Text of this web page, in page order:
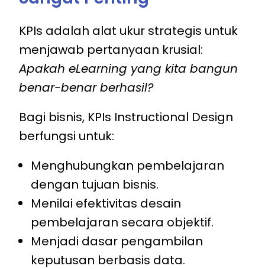
KPIs adalah alat ukur strategis untuk
menjawab pertanyaan krusial:
Apakah eLearning yang kita bangun
benar-benar berhasil?
Bagi bisnis, KPIs Instructional Design
berfungsi untuk:
Menghubungkan pembelajaran
dengan tujuan bisnis.
Menilai efektivitas desain
pembelajaran secara objektif.
Menjadi dasar pengambilan
keputusan berbasis data.